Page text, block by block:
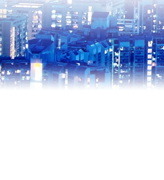
危險